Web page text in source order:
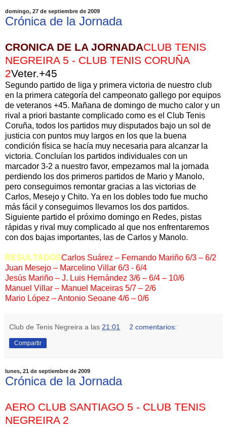
domingo, 27 de septiembre de 2009
Crónica de la Jornada
CRONICA DE LA JORNADACLUB TENIS
NEGREIRA 5 - CLUB TENIS CORUÑA
2Veter.+45
Segundo partido de liga y primera victoria de nuestro club
en la primera categoría del campeonato gallego por equipos
de veteranos +45. Mañana de domingo de mucho calor y un
rival a priori bastante complicado como es el Club Tenis
Coruña, todos los partidos muy disputados bajo un sol de
justicia con puntos muy largos en los que la buena
condición física se hacía muy necesaria para alcanzar la
victoria. Concluían los partidos individuales con un
marcador 3-2 a nuestro favor, empezamos mal la jornada
perdiendo los dos primeros partidos de Mario y Manolo,
pero conseguimos remontar gracias a las victorias de
Carlos, Mesejo y Chito. Ya en los dobles todo fue mucho
más fácil y conseguimos llevarnos los dos partidos.
Siguiente partido el próximo domingo en Redes, pistas
rápidas y rival muy complicado al que nos enfrentaremos
con dos bajas importantes, las de Carlos y Manolo.
RESULTADOSCarlos Suárez – Fernando Mariño 6/3 – 6/2
Juan Mesejo – Marcelino Villar 6/3 - 6/4
Jesús Mariño – J. Luis Hernández 3/6 – 6/4 – 10/6
Manuel Villar – Manuel Maceiras 5/7 – 2/6
Mario López – Antonio Seoane 4/6 – 0/6
Club de Tenis Negreira a las 21:01 2 comentarios:
Compartir
lunes, 21 de septiembre de 2009
Crónica de la Jornada
AERO CLUB SANTIAGO 5 - CLUB TENIS
NEGREIRA 2